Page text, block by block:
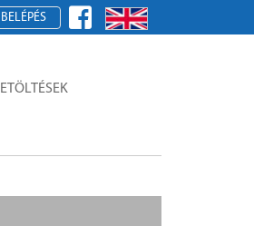
regisztráljon!
BELÉPÉS